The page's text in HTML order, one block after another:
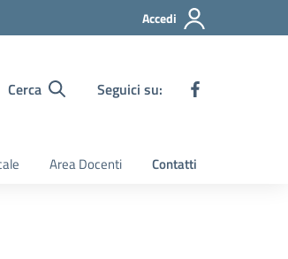
Accedi
Cerca Seguici su:
Area Docenti Contatti